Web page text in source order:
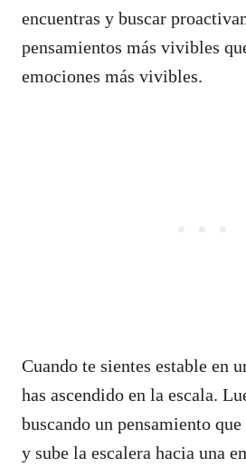
encuentras y buscar
pensamientos más vivibles
emociones más vivibles.
Cuando te sientes estable en
has ascendido en la escala.
buscando un pensamiento
y sube la escalera hacia una